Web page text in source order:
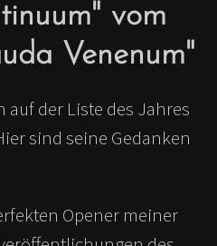
vom
Venenum"
auf der Liste des Jahres
sind seine Gedanken
Opener meiner